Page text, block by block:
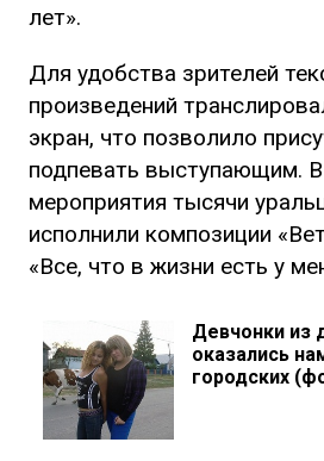
лет».
Для удобства зрителей
произведений
экран, что позволило
подпевать выступающим.
мероприятия тысячи
исполнили композиции
«Все, что в жизни есть у
Девчонки из
оказались
городских